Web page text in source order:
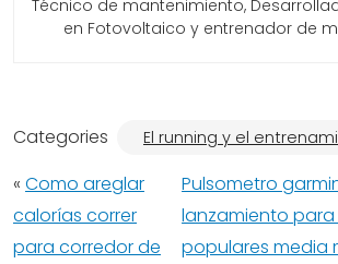
Técnico de mantenimiento,
en Fotovoltaico y entrenador de
Categories El running y el
« Como areglar
calorías correr
para corredor de
Pulsometro
lanzamiento
populares media